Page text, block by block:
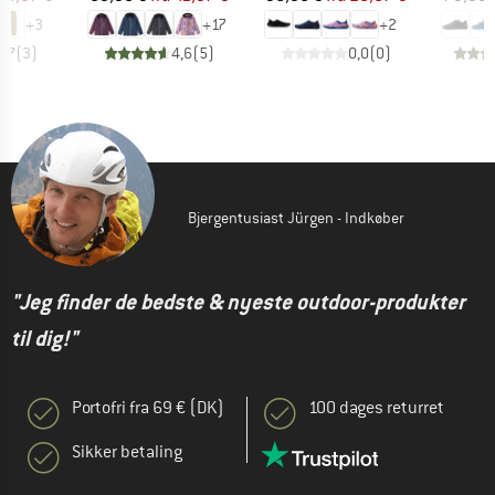
+3
(3)
+17
4,6(5)
+2
0,0(0)
Bjergentusiast Jürgen - Indkøber
"Jeg finder de bedste & nyeste outdoor-produkter
til dig!"
Portofri fra 69 € (DK)
Sikker betaling
100 dages returret